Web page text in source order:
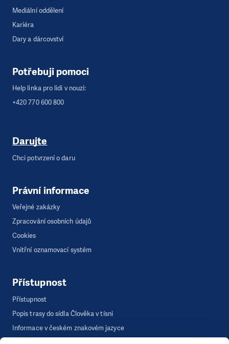
Mediální oddělení
Kariéra
Dary a dárcovství
Potřebuji pomoci
Help linka pro lidi v nouzi:
+420 770 600 800
Darujte
Chci potvrzení o daru
Právní informace
Veřejné zakázky
Zpracování osobních údajů
Cookies
Vnitřní oznamovací systém
Přístupnost
Přístupnost
Popis trasy do sídla Člověka v tísni
Informace v českém znakovém jazyce